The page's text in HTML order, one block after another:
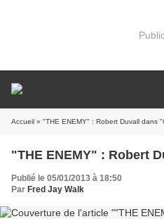
Accueil » "THE ENEMY" : Robert Duvall dans
"THE ENEMY" : Robert
Publié le 05/01/2013 à 18:50
Par Fred Jay Walk